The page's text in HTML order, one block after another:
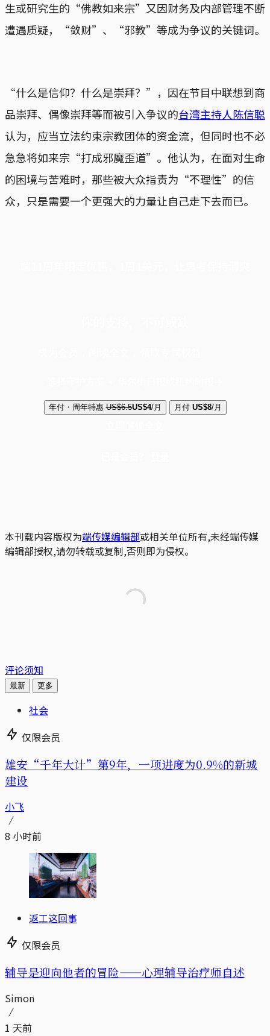
生或研究生的“佛教如来宗”又因财务及内部管理不断
遭遇质疑，“敛财”、“邪教”等成为争议的关键词。
“什么是信仰？什么是崇拜？”，因在节目中联想到商
品崇拜、偶像崇拜等而被引入争议的台湾主持人陈信聪
认为，应当立法约束宗教团体的资金流，但同时也不必
急急将如来宗“打成邪魔歪道”。他认为，在面对生命
的困境与苦难时，那些被大众指责为“不理性”的信
众，只是需要一个更强大的力量让自己走下去而已。
年付・周年特惠 US$6.5US$4/月 月付 US$8/月
本刊载内容版权为端传媒编辑部或相关单位所有,未经端传媒
编辑部授权,请勿转载或复制,否则即为侵权。
评论须知
最新 更多
社会
仅限会员
雄安“千年大计”第9年，一项进度为0.9%的新城
建设
小飞
8 小时前
返工这回事
仅限会员
辅导是迎向他者的冒险——心理辅导治疗师自述
Simon
1 天前